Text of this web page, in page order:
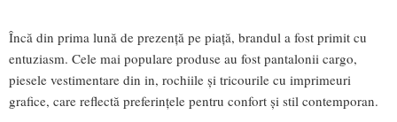
Încă din prima lună de prezență pe piață, brandul a fost primit cu
entuziasm. Cele mai populare produse au fost pantalonii cargo,
piesele vestimentare din in, rochiile și tricourile cu imprimeuri
grafice, care reflectă preferințele pentru confort și stil contemporan.